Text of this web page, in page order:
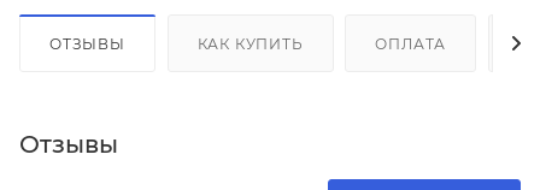
ОТЗЫВЫ КАК КУПИТЬ ОПЛАТА
Отзывы